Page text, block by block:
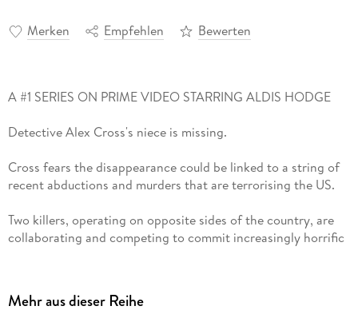
Merken Empfehlen Bewerten
A #1 SERIES ON PRIME VIDEO STARRING ALDIS HODGE
Detective Alex Cross's niece is missing.
Cross fears the disappearance could be linked to a string of
recent abductions and murders that are terrorising the US.
Two killers, operating on opposite sides of the country, are
collaborating and competing to commit increasingly horrific
brutal masterminds. All the while, countless lives hang in the
Mehr aus dieser Reihe